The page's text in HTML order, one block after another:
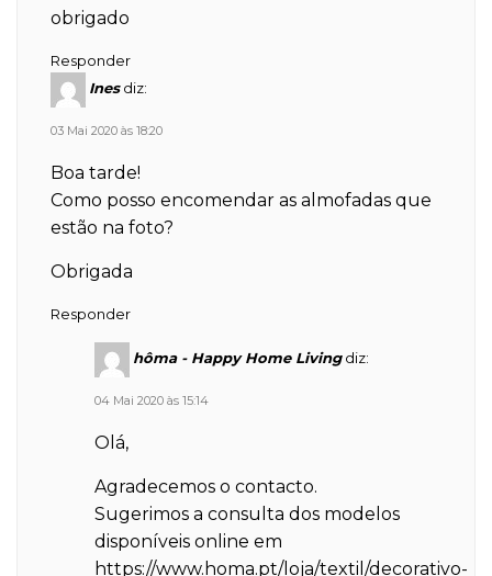
obrigado
Responder
Ines diz:
03 Mai 2020 às 18:20
Boa tarde!
Como posso encomendar as almofadas que
estão na foto?
Obrigada
Responder
hôma - Happy Home Living diz:
04 Mai 2020 às 15:14
Olá,
Agradecemos o contacto.
Sugerimos a consulta dos modelos
disponíveis online em
https://www.homa.pt/loja/textil/decorativo-